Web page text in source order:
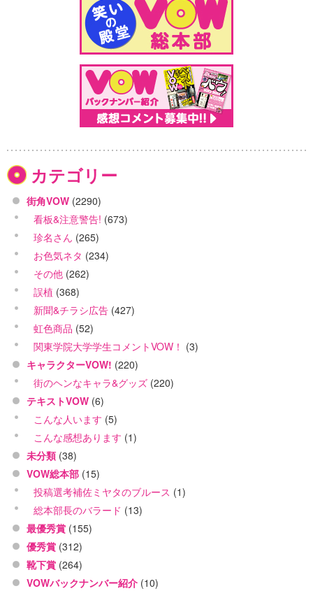
カテゴリー
街角VOW (2290)
看板&注意警告! (673)
珍名さん (265)
お色気ネタ (234)
その他 (262)
誤植 (368)
新聞&チラシ広告 (427)
虹色商品 (52)
関東学院大学学生コメントVOW！ (3)
キャラクターVOW! (220)
街のヘンなキャラ&グッズ (220)
テキストVOW (6)
こんな人います (5)
こんな感想あります (1)
未分類 (38)
VOW総本部 (15)
投稿選考補佐ミヤタのブルース (1)
総本部長のバラード (13)
最優秀賞 (155)
優秀賞 (312)
靴下賞 (264)
VOWバックナンバー紹介 (10)